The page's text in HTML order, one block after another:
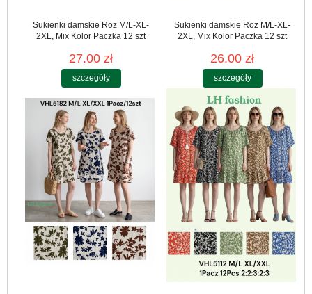
Sukienki damskie Roz M/L-XL-
2XL, Mix Kolor Paczka 12 szt
27.00 zł
szczegóły
Sukienki damskie Roz M/L-XL-
2XL, Mix Kolor Paczka 12 szt
26.00 zł
szczegóły